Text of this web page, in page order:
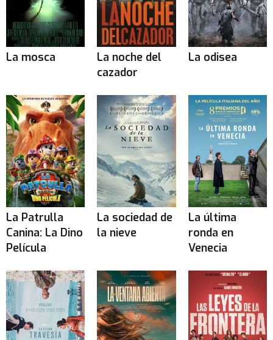
La mosca
La noche del
cazador
La odisea
La Patrulla
Canina: La Dino
Película
La sociedad de
la nieve
La última
ronda en
Venecia